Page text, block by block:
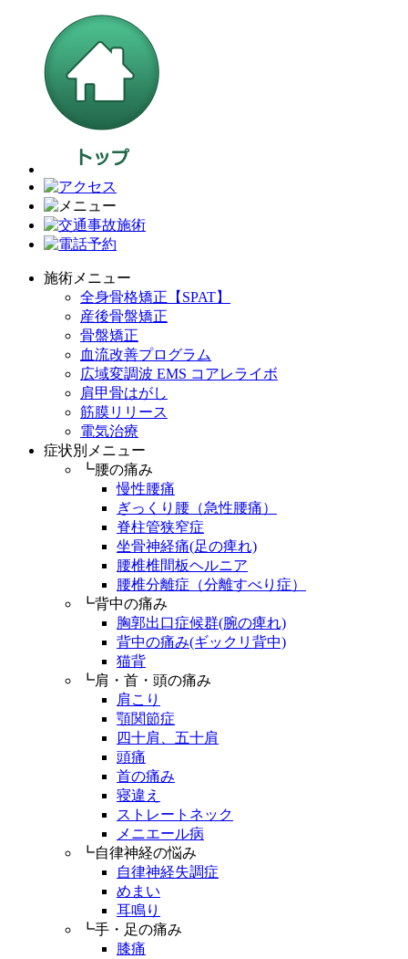
施術メニュー
全身骨格矯正【SPAT】
産後骨盤矯正
骨盤矯正
血流改善プログラム
広域変調波 EMS コアレライボ
肩甲骨はがし
筋膜リリース
電気治療
症状別メニュー
┗腰の痛み
慢性腰痛
ぎっくり腰（急性腰痛）
脊柱管狭窄症
坐骨神経痛(足の痺れ)
腰椎椎間板ヘルニア
腰椎分離症（分離すべり症）
┗背中の痛み
胸郭出口症候群(腕の痺れ)
背中の痛み(ギックリ背中)
猫背
┗肩・首・頭の痛み
肩こり
顎関節症
四十肩、五十肩
頭痛
首の痛み
寝違え
ストレートネック
メニエール病
┗自律神経の悩み
自律神経失調症
めまい
耳鳴り
┗手・足の痛み
膝痛